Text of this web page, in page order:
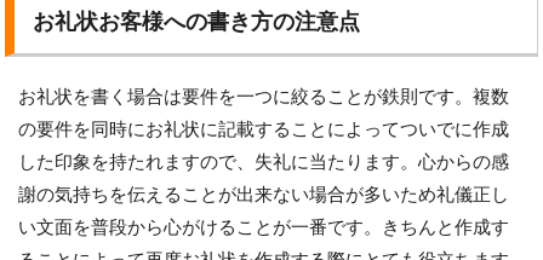
お礼状お客様への書き方の注意点
お礼状を書く場合は要件を一つに絞ることが鉄則です。複数
の要件を同時にお礼状に記載することによってついでに作成
した印象を持たれますので、失礼に当たります。心からの感
謝の気持ちを伝えることが出来ない場合が多いため礼儀正し
い文面を普段から心がけることが一番です。きちんと作成す